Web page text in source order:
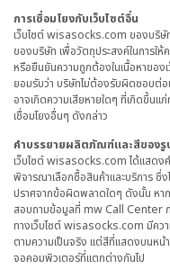
การเชื่อมโยงกับเว็บไซต์อื่น
เว็บไซต์ wisasocks.com ของบริษัท
ของบริษัท เพื่อวัตถุประสงค์ในการใ
หรือยืนยันความถูกต้องในเนื้อหาของ
ยอมรับว่า บริษัทไม่ต้องรับผิดชอบต่อ
อาจเกิดความเสียหายใดๆ ที่เกิดขึ้นแ
เชื่อมโยงอื่นๆ ดังกล่าว
คำบรรยายผลิตภัณฑ์และสีของรู
เว็บไซต์ wisasocks.com ได้แสดง
พิจารณาเลือกซื้อสินค้าและบริการ ซึ่
ปราศจากข้อผิดพลาดใดๆ ดังนั้น หา
สอบถามข้อมูลที่ mw Call Center
ทางเว็บไซต์ wisasocks.com มีค
ตามความเป็นจริง แต่สีที่แสดงบนห
จอคอมพิวเตอร์ที่แตกต่างกันไป